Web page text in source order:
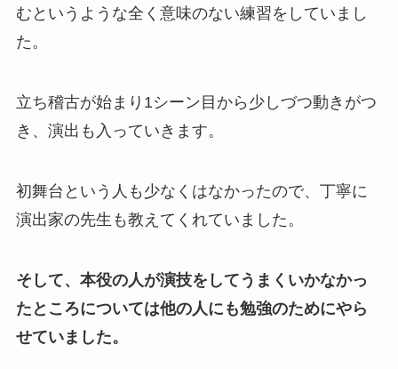
むというような全く意味のない練習をしていまし
た。
立ち稽古が始まり1シーン目から少しづつ動きがつ
き、演出も入っていきます。
初舞台という人も少なくはなかったので、丁寧に
演出家の先生も教えてくれていました。
そして、本役の人が演技をしてうまくいかなかっ
たところについては他の人にも勉強のためにやら
せていました。